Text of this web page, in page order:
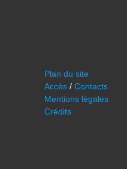
Plan du site
Accès / Contacts
Mentions légales
Crédits